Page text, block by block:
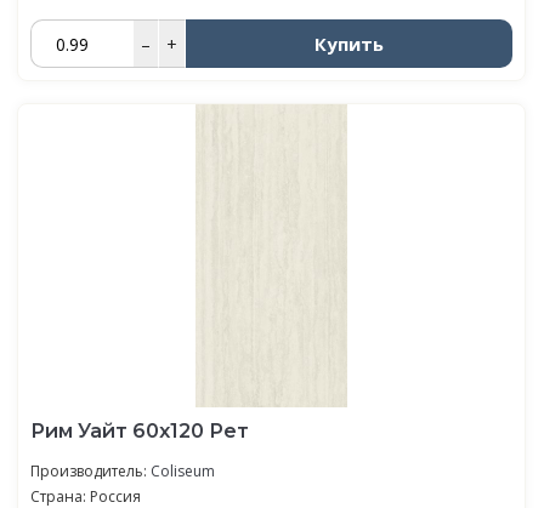
– + Купить
Рим Уайт 60x120 Рет
Производитель: Coliseum
Страна: Россия